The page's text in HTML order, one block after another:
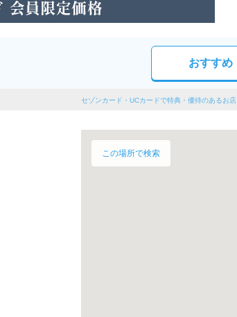
おすすめ
セゾンカード・UCカードで特典・優待のあるお店
この場所で検索